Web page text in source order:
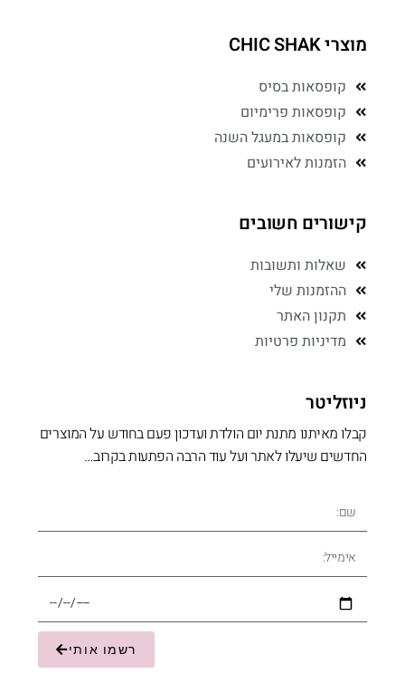
מוצרי CHIC SHAK
קופסאות בסיס
קופסאות פרימיום
קופסאות במעגל השנה
הזמנות לאירועים
קישורים חשובים
שאלות ותשובות
ההזמנות שלי
תקנון האתר
מדיניות פרטיות
ניוזליטר
קבלו מאיתנו מתנת יום הולדת ועדכון פעם בחודש על המוצרים
החדשים שיעלו לאתר ועל עוד הרבה הפתעות בקרוב…
רשמו אותי